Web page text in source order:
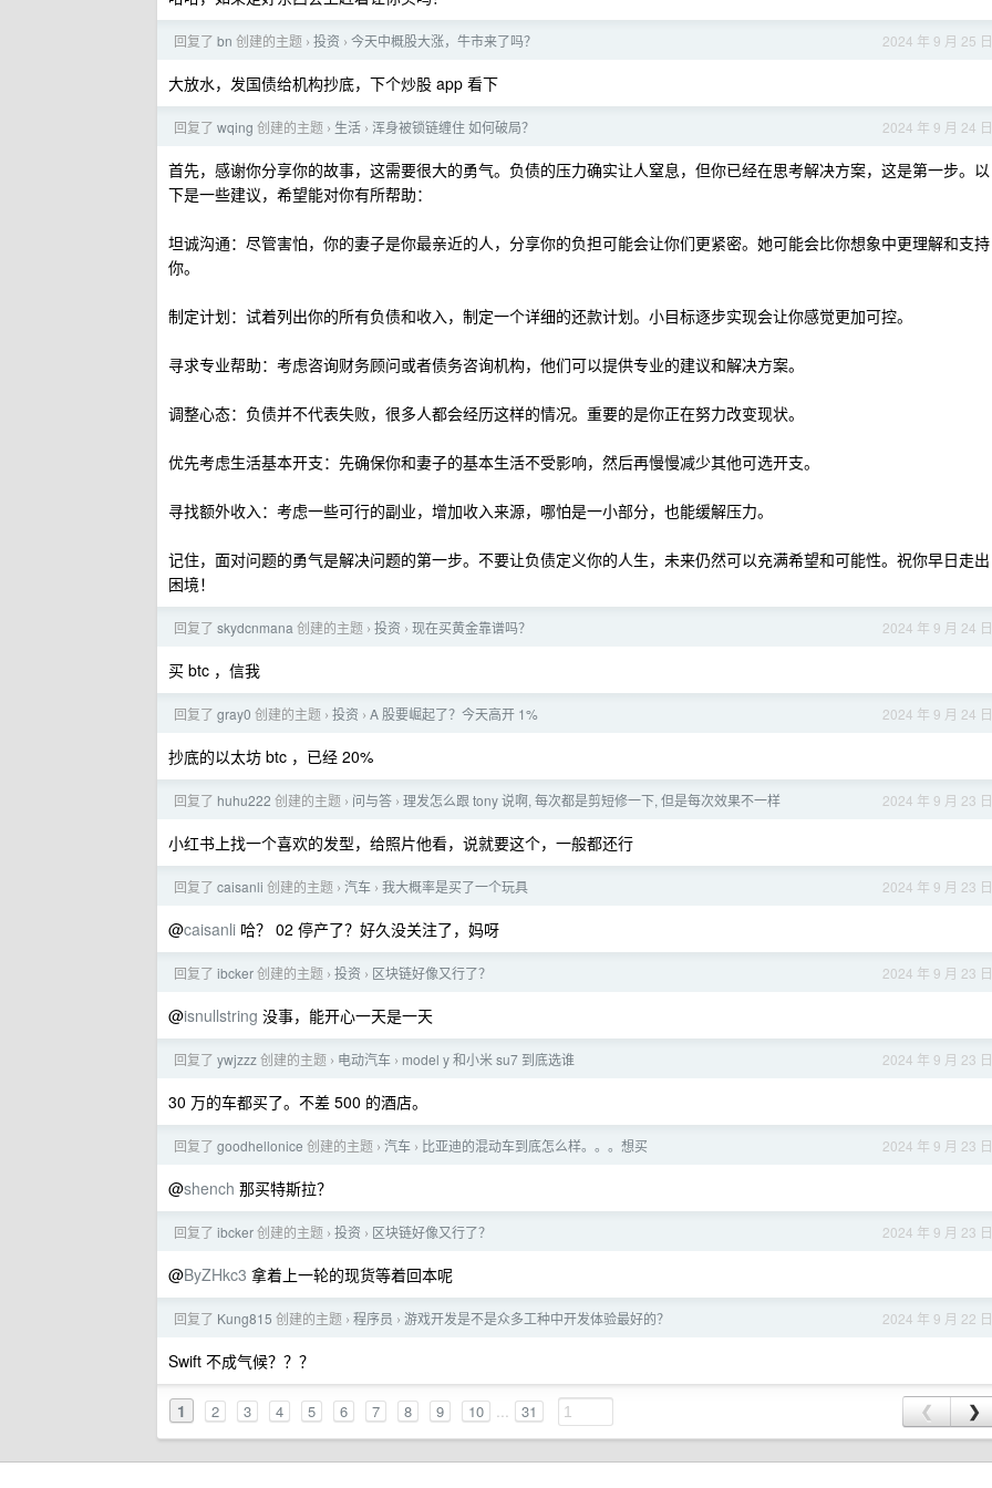
2024 年 9 月 25 日
回复了 bn 创建的主题 › 投资 › 今天中概股大涨，牛市来了吗？
大放水，发国债给机构抄底，下个炒股 app 看下
2024 年 9 月 24 日
回复了 wqing 创建的主题 › 生活 › 浑身被锁链缠住 如何破局？
首先，感谢你分享你的故事，这需要很大的勇气。负债的压力确实让人窒息，但你已经在思考解决方案，这是第一步。以
下是一些建议，希望能对你有所帮助：
坦诚沟通：尽管害怕，你的妻子是你最亲近的人，分享你的负担可能会让你们更紧密。她可能会比你想象中更理解和支持
你。
制定计划：试着列出你的所有负债和收入，制定一个详细的还款计划。小目标逐步实现会让你感觉更加可控。
寻求专业帮助：考虑咨询财务顾问或者债务咨询机构，他们可以提供专业的建议和解决方案。
调整心态：负债并不代表失败，很多人都会经历这样的情况。重要的是你正在努力改变现状。
优先考虑生活基本开支：先确保你和妻子的基本生活不受影响，然后再慢慢减少其他可选开支。
寻找额外收入：考虑一些可行的副业，增加收入来源，哪怕是一小部分，也能缓解压力。
记住，面对问题的勇气是解决问题的第一步。不要让负债定义你的人生，未来仍然可以充满希望和可能性。祝你早日走出
困境！
2024 年 9 月 24 日
回复了 skydcnmana 创建的主题 › 投资 › 现在买黄金靠谱吗？
买 btc ，信我
2024 年 9 月 24 日
回复了 gray0 创建的主题 › 投资 › A 股要崛起了？今天高开 1%
抄底的以太坊 btc ，已经 20%
2024 年 9 月 23 日
回复了 huhu222 创建的主题 › 问与答 › 理发怎么跟 tony 说啊, 每次都是剪短修一下, 但是每次效果不一样
小红书上找一个喜欢的发型，给照片他看，说就要这个，一般都还行
2024 年 9 月 23 日
回复了 caisanli 创建的主题 › 汽车 › 我大概率是买了一个玩具
@caisanli 哈？ 02 停产了？好久没关注了，妈呀
2024 年 9 月 23 日
回复了 ibcker创建的主题 › 投资 › 区块链好像又行了？
@isnullstring 没事，能开心一天是一天
2024 年 9 月 23 日
回复了 ywjzzz创建的主题 › 电动汽车 › model y 和小米 su7 到底选谁
30 万的车都买了。不差 500 的酒店。
2024 年 9 月 23 日
回复了 goodhellonice 创建的主题 › 汽车 › 比亚迪的混动车到底怎么样。。。想买
@shench 那买特斯拉？
2024 年 9 月 23 日
回复了 ibcker创建的主题 › 投资 › 区块链好像又行了？
@ByZHkc3 拿着上一轮的现货等着回本呢
2024 年 9 月 22 日
回复了 Kung815 创建的主题 › 程序员 › 游戏开发是不是众多工种中开发体验最好的？
Swift 不成气候？？？
1 2 3 4 5 6 7 8 9 10 ... 31 ❮ ❯